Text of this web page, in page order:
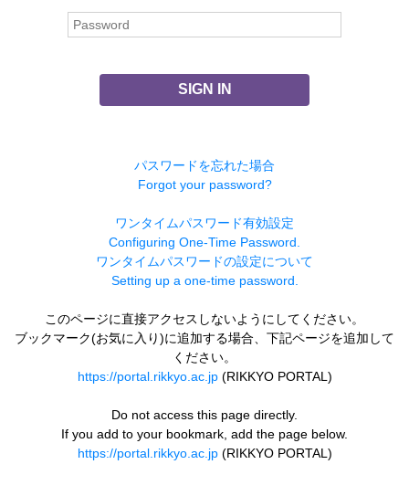
SIGN IN
パスワードを忘れた場合
Forgot your password?
ワンタイムパスワード有効設定
Configuring One-Time Password.
ワンタイムパスワードの設定について
Setting up a one-time password.
このページに直接アクセスしないようにしてください。
ブックマーク(お気に入り)に追加する場合、下記ページを追加して
ください。
https://portal.rikkyo.ac.jp(RIKKYO PORTAL)
Do not access this page directly.
If you add to your bookmark, add the page below.
https://portal.rikkyo.ac.jp(RIKKYO PORTAL)